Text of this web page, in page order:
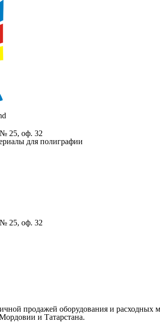
25, оф. 32
для полиграфии
25, оф. 32
продажей оборудования и расходных
и Татарстана.